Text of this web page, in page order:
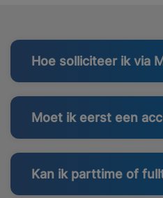
Hoe solliciteer ik via
Moet ik eerst een
Kan ik parttime of